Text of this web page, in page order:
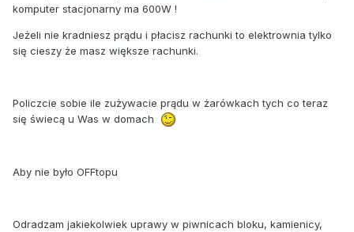
komputer stacjonarny ma 600W !
Jeżeli nie kradniesz prądu i płacisz rachunki to elektrownia tylko
się cieszy że masz większe rachunki.
Policzcie sobie ile zużywacie prądu w żarówkach tych co teraz
się świecą u Was w domach
Aby nie było OFFtopu
Odradzam jakiekolwiek uprawy w piwnicach bloku, kamienicy,